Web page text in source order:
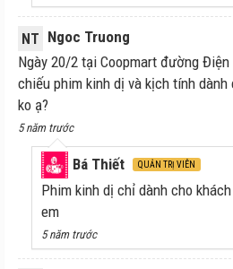
NT Ngoc Truong
Ngày 20/2 tại Coopmart đường
chiếu phim kinh dị và kịch tính
ko ạ?
5 năm trước
Bá Thiết QUẢN TRỊ VIÊN
Phim kinh dị chỉ dành cho
em
5 năm trước